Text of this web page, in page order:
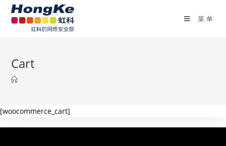
菜单
Cart
[woocommerce_cart]